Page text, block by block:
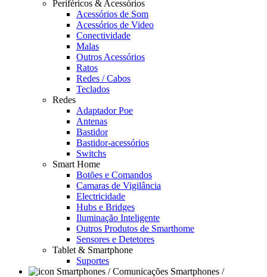
Periféricos & Acessórios
Acessórios de Som
Acessórios de Video
Conectividade
Malas
Outros Acessórios
Ratos
Redes / Cabos
Teclados
Redes
Adaptador Poe
Antenas
Bastidor
Bastidor-acessórios
Switchs
Smart Home
Botões e Comandos
Camaras de Vigilância
Electricidade
Hubs e Bridges
Iluminação Inteligente
Outros Produtos de Smarthome
Sensores e Detetores
Tablet & Smartphone
Suportes
Smartphones /